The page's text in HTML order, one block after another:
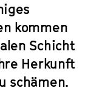
kommen
Schicht
Herkunft
schämen.